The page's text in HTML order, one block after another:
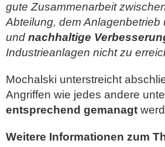
gute Zusammenarbeit
Abteilung, dem
und nachhaltige
Industrieanlagen nicht zu
Mochalski unterstreicht
Angriffen wie jedes andere
entsprechend gemanagt
Weitere Informationen zum